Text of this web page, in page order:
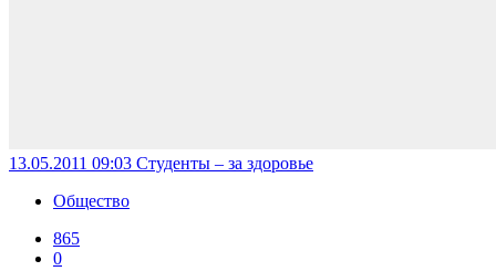
13.05.2011 09:03 Студенты – за здоровье
Общество
865
0